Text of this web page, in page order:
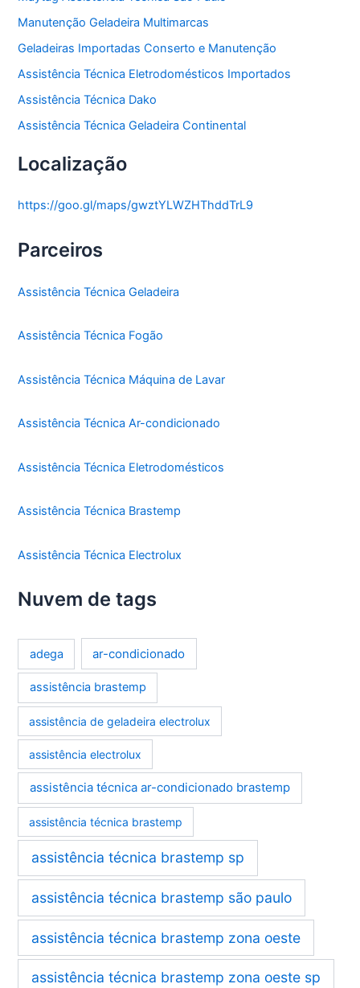
Manutenção Geladeira Multimarcas
Geladeiras Importadas Conserto e Manutenção
Assistência Técnica Eletrodomésticos Importados
Assistência Técnica Dako
Assistência Técnica Geladeira Continental
Localização
https://goo.gl/maps/gwztYLWZHThddTrL9
Parceiros
Assistência Técnica Geladeira
Assistência Técnica Fogão
Assistência Técnica Máquina de Lavar
Assistência Técnica Ar-condicionado
Assistência Técnica Eletrodomésticos
Assistência Técnica Brastemp
Assistência Técnica Electrolux
Nuvem de tags
adega ar-condicionado
assistência brastemp
assistência de geladeira electrolux
assistência electrolux
assistência técnica ar-condicionado brastemp
assistência técnica brastemp
assistência técnica brastemp sp
assistência técnica brastemp são paulo
assistência técnica brastemp zona oeste
assistência técnica brastemp zona oeste sp